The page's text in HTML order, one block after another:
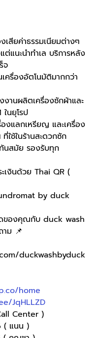
เสียค่าธรรมเนียมต่างๆ
แนะนำทำเล บริการหลัง
จ
ครื่องอัตโนมัติมากกว่า
งานผลิตเครื่องซักผ้าและ
นยุโรป
งแลกเหรียญ และเครื่อง
ใช้ในร้านสะดวกซัก
นสมัย รองรับทุก
เงินด้วย Thai QR (
by duck
ของคุณกับ duck wash
ม 📌
duckwashbyduck
home
JqHLLZD
Center )
( แนน )